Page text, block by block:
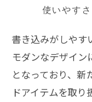
使いやす
書き込みがしやす
モダンなデザイ
となっており、新
ドアイテムを取り